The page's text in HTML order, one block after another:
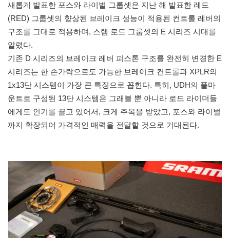
새롭게 발표한 포스와 라이벌 그룹셋은 지난 해 발표한 레드
(RED) 그룹셋의 향상된 브레이크 성능이 적용된 컨트롤 레버의
구조를 그대로 적용하며, 스램 로드 그룹셋의 E 시리즈 시대를
알렸다.
기존 D 시리즈의 브레이크 레버 피스톤 구조를 완전히 변경한 E
시리즈는 한 손가락으로도 가능한 브레이크 컨트롤과 XPLR의
1x13단 시스템이 가장 큰 특징으로 꼽힌다. 특히, UDH의 풀마
운트로 구성된 13단 시스템은 그래블 뿐 아니라 로드 라이더들
에게도 인기를 끌고 있어서, 크게 주목을 받았고, 포스와 라이벌
까지 확장되어 가격적인 매력을 전달할 것으로 기대된다.